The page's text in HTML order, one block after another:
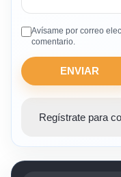
Avísame por correo
comentario.
ENVIAR
Regístrate para